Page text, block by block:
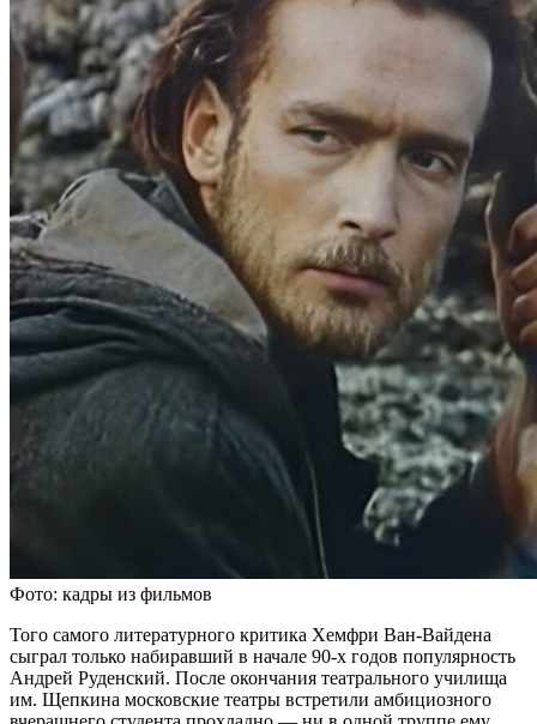
Фото: кадры из фильмов
Того самого литературного критика Хемфри Ван-Вайдена
сыграл только набиравший в начале 90-х годов популярность
Андрей Руденский. После окончания театрального училища
им. Щепкина московские театры встретили амбициозного